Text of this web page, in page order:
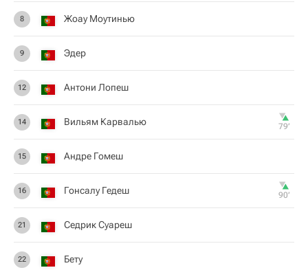
8 Жоау Моутинью
9 Эдер
12 Антони Лопеш
14 Вильям Карвалью 79‎’‎
15 Андре Гомеш
16 Гонсалу Гедеш 90‎’‎
21 Седрик Суареш
22 Бету